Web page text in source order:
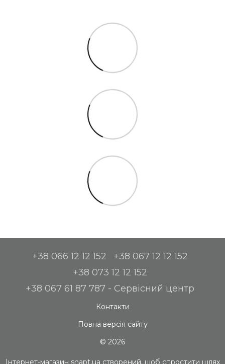
+38 066 12 12 152
+38 067 12 12 152
+38 073 12 12 152
+38 067 61 87 787 - Сервісний центр
Контакти
Повна версія сайту
© 2026
Інтернет-магазин snapt.ua створений, щоб спростити шлях